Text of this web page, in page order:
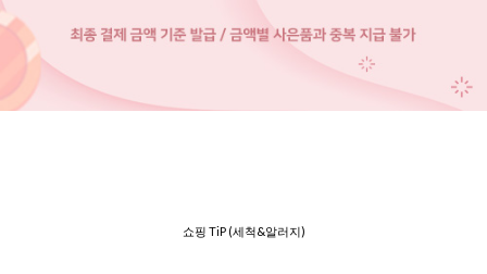
쇼핑 TiP (세척&알러지)